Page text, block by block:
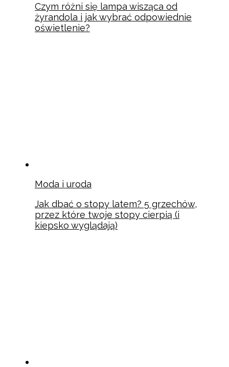
Czym różni się lampa wisząca od
żyrandola i jak wybrać odpowiednie
oświetlenie?
Moda i uroda
Jak dbać o stopy latem? 5 grzechów,
przez które twoje stopy cierpią (i
kiepsko wyglądają)